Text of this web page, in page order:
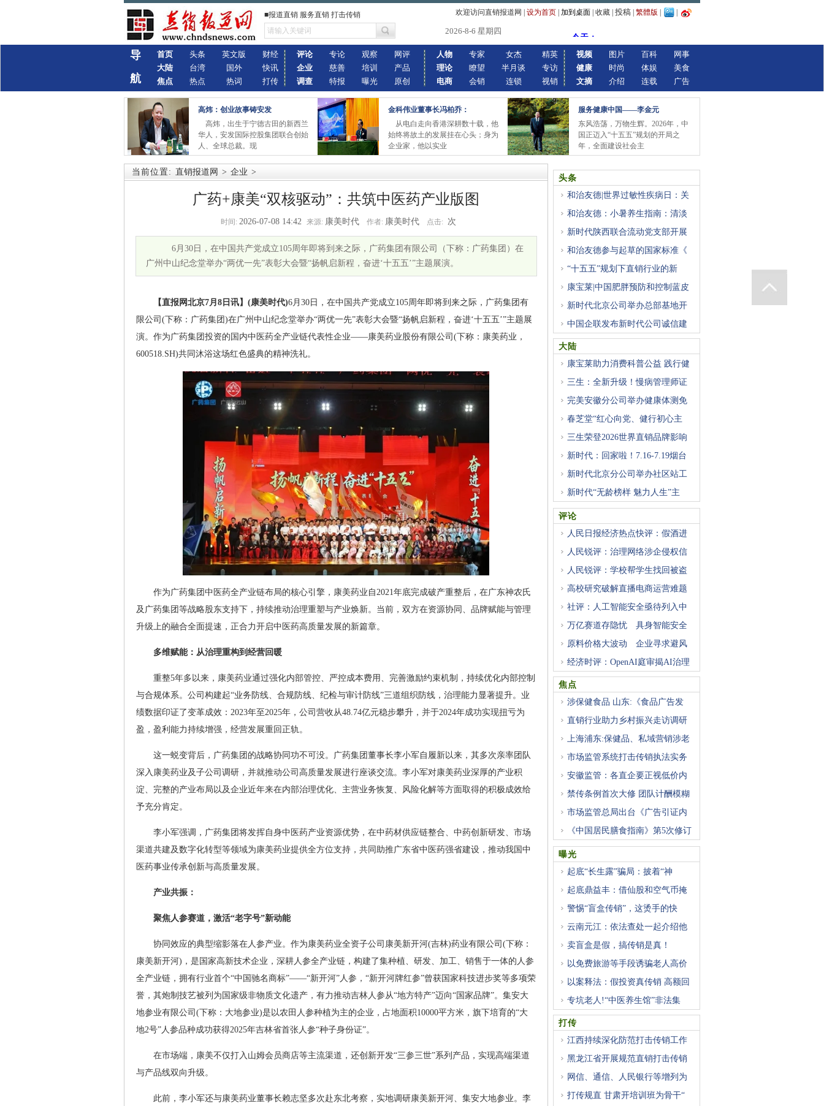
■报道直销 服务直销 打击传销 欢迎访问直销报道网 设为首页 加到桌面 收藏 投稿 繁體版
2026-8-6 星期四
导
航
首页
大陆
焦点
头条
台湾
热点
英文版
国外
热词
财经
快讯
打传
评论
企业
调查
专论
慈善
特报
观察
培训
曝光
网评
产品
原创
人物
理论
电商
专家
瞭望
会销
女杰
半月谈
连锁
精英
专访
视销
视频
健康
文摘
图片
时尚
介绍
百科
体娱
连载
网事
美食
广告
高炜：创业故事铸安发
高炜，出生于宁德古田的新西兰
华人，安发国际控股集团联合创始
人、全球总裁。现
金科伟业董事长冯柏乔：
从电白走向香港深耕数十载，他
始终将故土的发展挂在心头；身为
企业家，他以实业
服务健康中国——李金元
东风浩荡，万物生辉。2026年，中
国正迈入“十五五”规划的开局之
年，全面建设社会主
当前位置: 直销报道网 > 企业 >
广药+康美“双核驱动”：共筑中医药产业版图
时间: 2026-07-08 14:42 来源: 康美时代 作者: 康美时代 点击: 次
6月30日，在中国共产党成立105周年即将到来之际，广药集团有限公司（下称：广药集团）在
广州中山纪念堂举办“两优一先”表彰大会暨“扬帆启新程，奋进‘十五五’”主题展演。
【直报网北京7月8日讯】(康美时代)6月30日，在中国共产党成立105周年即将到来之际，广药集团有
限公司(下称：广药集团)在广州中山纪念堂举办“两优一先”表彰大会暨“扬帆启新程，奋进‘十五五’”主题展
演。作为广药集团投资的国内中医药全产业链代表性企业——康美药业股份有限公司(下称：康美药业，
600518.SH)共同沐浴这场红色盛典的精神洗礼。
作为广药集团中医药全产业链布局的核心引擎，康美药业自2021年底完成破产重整后，在广东神农氏
及广药集团等战略股东支持下，持续推动治理重塑与产业焕新。当前，双方在资源协同、品牌赋能与管理
升级上的融合全面提速，正合力开启中医药高质量发展的新篇章。
多维赋能：从治理重构到经营回暖
重整5年多以来，康美药业通过强化内部管控、严控成本费用、完善激励约束机制，持续优化内部控制
与合规体系。公司构建起“业务防线、合规防线、纪检与审计防线”三道组织防线，治理能力显著提升。业
绩数据印证了变革成效：2023年至2025年，公司营收从48.74亿元稳步攀升，并于2024年成功实现扭亏为
盈，盈利能力持续增强，经营发展重回正轨。
这一蜕变背后，广药集团的战略协同功不可没。广药集团董事长李小军自履新以来，其多次亲率团队
深入康美药业及子公司调研，并就推动公司高质量发展进行座谈交流。李小军对康美药业深厚的产业积
淀、完整的产业布局以及企业近年来在内部治理优化、主营业务恢复、风险化解等方面取得的积极成效给
予充分肯定。
李小军强调，广药集团将发挥自身中医药产业资源优势，在中药材供应链整合、中药创新研发、市场
渠道共建及数字化转型等领域为康美药业提供全方位支持，共同助推广东省中医药强省建设，推动我国中
医药事业传承创新与高质量发展。
产业共振：
聚焦人参赛道，激活“老字号”新动能
协同效应的典型缩影落在人参产业。作为康美药业全资子公司康美新开河(吉林)药业有限公司(下称：
康美新开河)，是国家高新技术企业，深耕人参全产业链，构建了集种植、研发、加工、销售于一体的人参
全产业链，拥有行业首个“中国驰名商标”——“新开河”人参，“新开河牌红参”曾获国家科技进步奖等多项荣
誉，其炮制技艺被列为国家级非物质文化遗产，有力推动吉林人参从“地方特产”迈向“国家品牌”。集安大
地参业有限公司(下称：大地参业)是以农田人参种植为主的企业，占地面积10000平方米，旗下培育的“大
地2号”人参品种成功获得2025年吉林省首张人参“种子身份证”。
在市场端，康美不仅打入山姆会员商店等主流渠道，还创新开发“三参三世”系列产品，实现高端渠道
与产品线双向升级。
此前，李小军还与康美药业董事长赖志坚多次赴东北考察，实地调研康美新开河、集安大地参业。李
头条
和治友德|世界过敏性疾病日：关
和治友德：小暑养生指南：清淡
新时代陕西联合流动党支部开展
和治友德参与起草的国家标准《
“十五五”规划下直销行业的新
康宝莱|中国肥胖预防和控制蓝皮
新时代北京公司举办总部基地开
中国企联发布新时代公司诚信建
大陆
康宝莱助力消费科普公益 践行健
三生：全新升级！慢病管理师证
完美安徽分公司举办健康体测免
春芝堂“红心向党、健行初心主
三生荣登2026世界直销品牌影响
新时代：回家啦！7.16-7.19烟台
新时代北京分公司举办社区站工
新时代“无龄榜样 魅力人生”主
评论
人民日报经济热点快评：假酒进
人民锐评：治理网络涉企侵权信
人民锐评：学校帮学生找回被盗
高校研究破解直播电商运营难题
社评：人工智能安全亟待列入中
万亿赛道存隐忧 具身智能安全
原料价格大波动 企业寻求避风
经济时评：OpenAI庭审揭AI治理
困
焦点
涉保健食品 山东:《食品广告发
直销行业助力乡村振兴走访调研
上海浦东:保健品、私域营销涉老
市场监管系统打击传销执法实务
安徽监管：各直企要正视低价内
禁传条例首次大修 团队计酬模糊
市场监管总局出台《广告引证内
《中国居民膳食指南》第5次修订
曝光
起底“长生露”骗局：披着“神
起底鼎益丰：借仙股和空气币掩
警惕“盲盒传销”，这烫手的快
云南元江：依法查处一起介绍他
卖盲盒是假，搞传销是真！
以免费旅游等手段诱骗老人高价
以案释法：假投资真传销 高额回
专坑老人!“中医养生馆”非法集
打传
江西持续深化防范打击传销工作
黑龙江省开展规范直销打击传销
网信、通信、人民银行等增列为
打传规直 甘肃开培训班为骨干“